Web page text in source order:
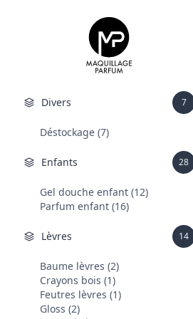
Divers 7
Déstockage (7)
Enfants 28
Gel douche enfant (12)
Parfum enfant (16)
Lèvres 14
Baume lèvres (2)
Crayons bois (1)
Feutres lèvres (1)
Gloss (2)